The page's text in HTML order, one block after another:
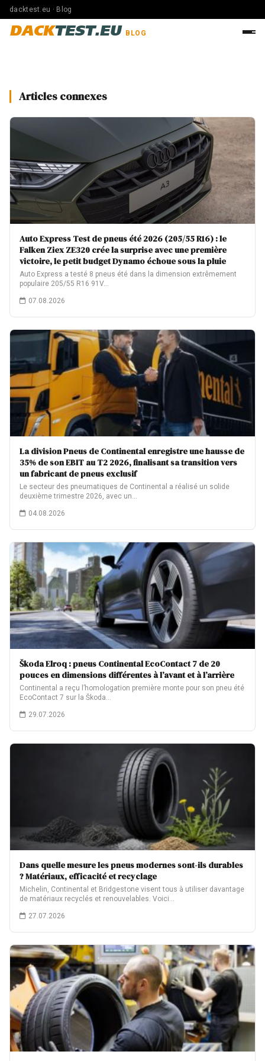
dacktest.eu · Blog
DACKTEST.EU BLOG
Articles connexes
Auto Express Test de pneus été 2026 (205/55 R16) : le
Falken Ziex ZE320 crée la surprise avec une première
victoire, le petit budget Dynamo échoue sous la pluie
Auto Express a testé 8 pneus été dans la dimension extrêmement
populaire 205/55 R16 91V…
07.08.2026
La division Pneus de Continental enregistre une hausse de
35% de son EBIT au T2 2026, finalisant sa transition vers
un fabricant de pneus exclusif
Le secteur des pneumatiques de Continental a réalisé un solide
deuxième trimestre 2026, avec un…
04.08.2026
Škoda Elroq : pneus Continental EcoContact 7 de 20
pouces en dimensions différentes à l’avant et à l’arrière
Continental a reçu l’homologation première monte pour son pneu été
EcoContact 7 sur la Škoda…
29.07.2026
Dans quelle mesure les pneus modernes sont-ils durables
? Matériaux, efficacité et recyclage
Michelin, Continental et Bridgestone visent tous à utiliser davantage
de matériaux recyclés et renouvelables. Voici…
27.07.2026